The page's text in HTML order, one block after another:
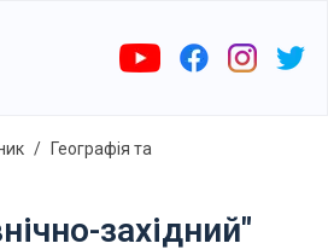
Географія та
західний"